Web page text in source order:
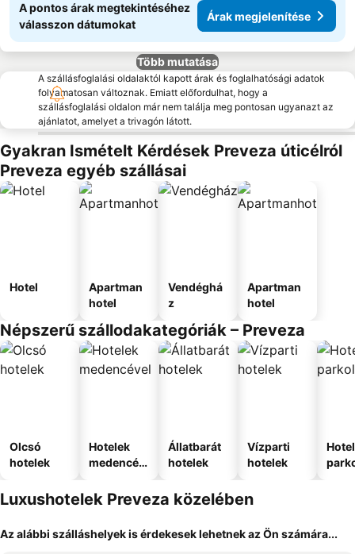
A pontos árak megtekintéséhez
válasszon dátumokat
Árak megjelenítése
Több mutatása
A szállásfoglalási oldalaktól kapott árak és foglalhatósági adatok
folyamatosan változnak. Emiatt előfordulhat, hogy a
szállásfoglalási oldalon már nem találja meg pontosan ugyanazt az
ajánlatot, amelyet a trivagón látott.
Gyakran Ismételt Kérdések Preveza úticélról
Preveza egyéb szállásai
Hotel
Apartman
hotel
Vendéghá
z
Apartman
hotel
Népszerű szállodakategóriák – Preveza
Olcsó
hotelek
Hotelek
medencév
Állatbarát
hotelek
Vízparti
hotelek
Luxushotelek Preveza közelében
Az alábbi szálláshelyek is érdekesek lehetnek az Ön számára...